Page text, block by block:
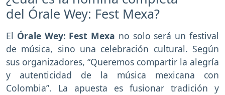
del Órale Wey: Fest Mexa?
El Órale Wey: Fest Mexa no solo será un festival
de música, sino una celebración cultural. Según
sus organizadores, “Queremos compartir la alegría
y autenticidad de la música mexicana con
Colombia”. La apuesta es fusionar tradición y